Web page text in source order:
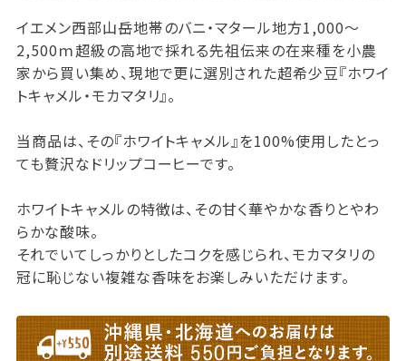
イエメン西部山岳地帯のバニ・マタール地方1,000～
2,500ｍ超級の高地で採れる先祖伝来の在来種を小農
家から買い集め、現地で更に選別された超希少豆『ホワイ
トキャメル・モカマタリ』。
当商品は、その『ホワイトキャメル』を100%使用したとっ
ても贅沢なドリップコーヒーです。
ホワイトキャメルの特徴は、その甘く華やかな香りとやわ
らかな酸味。
それでいてしっかりとしたコクを感じられ、モカマタリの
冠に恥じない複雑な香味をお楽しみいただけます。